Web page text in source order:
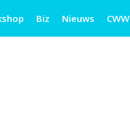
Biz Nieuws CWW